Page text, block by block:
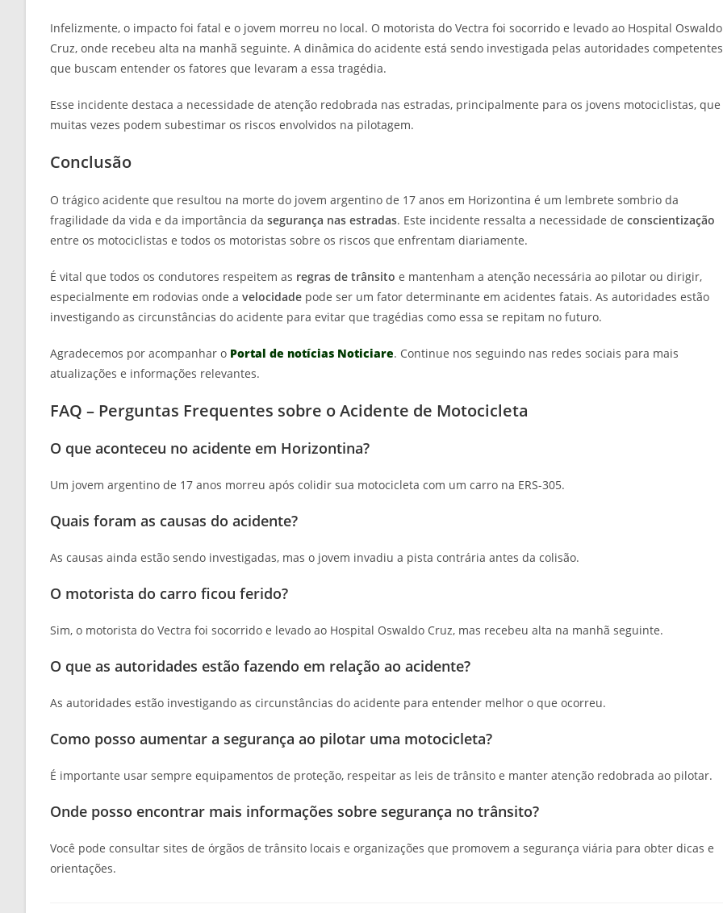
Infelizmente, o impacto foi fatal e o jovem morreu no local. O motorista do Vectra foi socorrido e levado ao Hospital Oswaldo
Cruz, onde recebeu alta na manhã seguinte. A dinâmica do acidente está sendo investigada pelas autoridades
que buscam entender os fatores que levaram a essa tragédia.
Esse incidente destaca a necessidade de atenção redobrada nas estradas, principalmente para os jovens motociclistas, que
muitas vezes podem subestimar os riscos envolvidos na pilotagem.
Conclusão
O trágico acidente que resultou na morte do jovem argentino de 17 anos em Horizontina é um lembrete sombrio da
fragilidade da vida e da importância da segurança nas estradas. Este incidente ressalta a necessidade de conscientização
entre os motociclistas e todos os motoristas sobre os riscos que enfrentam diariamente.
É vital que todos os condutores respeitem as regras de trânsito e mantenham a atenção necessária ao pilotar ou dirigir,
especialmente em rodovias onde a velocidade pode ser um fator determinante em acidentes fatais. As autoridades estão
investigando as circunstâncias do acidente para evitar que tragédias como essa se repitam no futuro.
Agradecemos por acompanhar o Portal de notícias Noticiare. Continue nos seguindo nas redes sociais para mais
atualizações e informações relevantes.
FAQ – Perguntas Frequentes sobre o Acidente de Motocicleta
O que aconteceu no acidente em Horizontina?
Um jovem argentino de 17 anos morreu após colidir sua motocicleta com um carro na ERS-305.
Quais foram as causas do acidente?
As causas ainda estão sendo investigadas, mas o jovem invadiu a pista contrária antes da colisão.
O motorista do carro ficou ferido?
Sim, o motorista do Vectra foi socorrido e levado ao Hospital Oswaldo Cruz, mas recebeu alta na manhã seguinte.
O que as autoridades estão fazendo em relação ao acidente?
As autoridades estão investigando as circunstâncias do acidente para entender melhor o que ocorreu.
Como posso aumentar a segurança ao pilotar uma motocicleta?
É importante usar sempre equipamentos de proteção, respeitar as leis de trânsito e manter atenção redobrada ao pilotar.
Onde posso encontrar mais informações sobre segurança no trânsito?
Você pode consultar sites de órgãos de trânsito locais e organizações que promovem a segurança viária para obter dicas e
orientações.